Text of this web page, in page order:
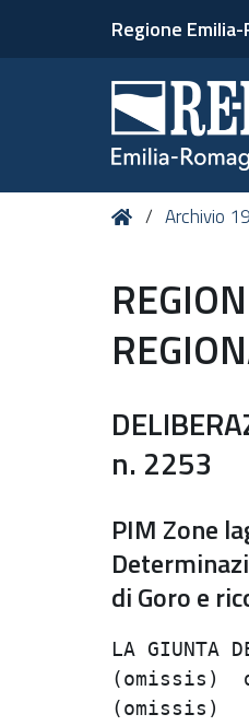
Regione
Tu HomeArchivio
n. 2253
PIM Zone
di Goro e
LA